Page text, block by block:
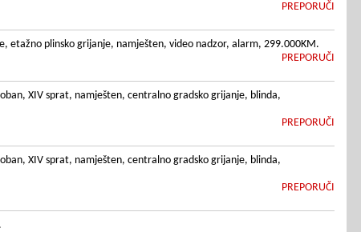
PREPORUČI
etažno plinsko grijanje, namješten, video nadzor, alarm, 299.000KM.
PREPORUČI
XIV sprat, namješten, centralno gradsko grijanje, blinda,
PREPORUČI
XIV sprat, namješten, centralno gradsko grijanje, blinda,
PREPORUČI